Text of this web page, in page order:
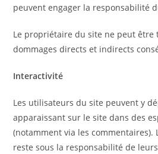
peuvent engager la responsabilité
Le propriétaire du site ne peut être
dommages directs et indirects
Interactivité
Les utilisateurs du site peuvent y
apparaissant sur le site dans des
(notamment via les commentaires).
reste sous la responsabilité de